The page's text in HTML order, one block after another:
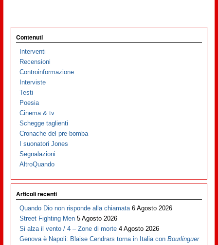
Contenuti
Interventi
Recensioni
Controinformazione
Interviste
Testi
Poesia
Cinema & tv
Schegge taglienti
Cronache del pre-bomba
I suonatori Jones
Segnalazioni
AltroQuando
Articoli recenti
Quando Dio non risponde alla chiamata 6 Agosto 2026
Street Fighting Men 5 Agosto 2026
Si alza il vento / 4 – Zone di morte 4 Agosto 2026
Genova è Napoli: Blaise Cendrars torna in Italia conBourlinguer